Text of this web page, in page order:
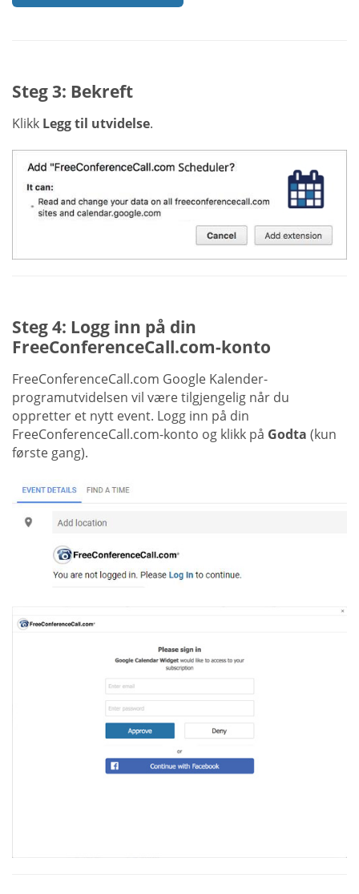
Steg 3: Bekreft
Klikk Legg til utvidelse.
Steg 4: Logg inn på din
FreeConferenceCall.com-konto
FreeConferenceCall.com Google Kalender-
programutvidelsen vil være tilgjengelig når du
oppretter et nytt event. Logg inn på din
FreeConferenceCall.com-konto og klikk på Godta (kun
første gang).